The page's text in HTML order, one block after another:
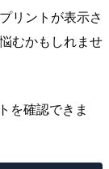
リントが表示さ
むかもしれませ
を確認できま